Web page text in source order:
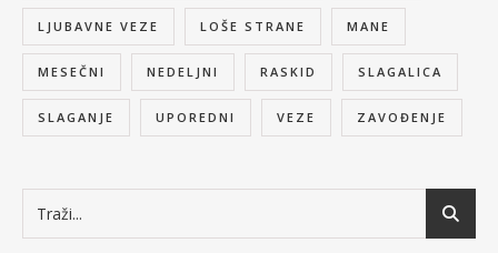
LJUBAVNE VEZE LOŠE STRANE MANE
MESEČNI NEDELJNI RASKID SLAGALICA
SLAGANJE UPOREDNI VEZE ZAVOĐENJE